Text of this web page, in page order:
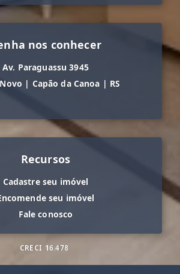
nos conhecer
Av. Paraguassu 3945
| Capão da Canoa | RS
Recursos
Cadastre seu imóvel
seu imóvel
Fale conosco
CRECI 16.478